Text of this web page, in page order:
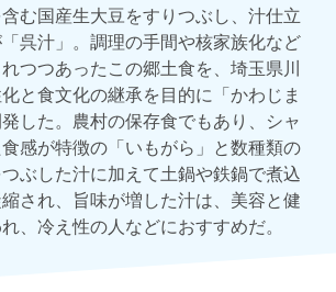
む国産生大豆をすりつぶし、汁仕立
呉汁」。調理の手間や核家族化など
つつあったこの郷土食を、埼玉県川
と食文化の継承を目的に「かわじま
した。農村の保存食でもあり、シャ
感が特徴の「いもがら」と数種類の
ぶした汁に加えて土鍋や鉄鍋で煮込
され、旨味が増した汁は、美容と健
、冷え性の人などにおすすめだ。